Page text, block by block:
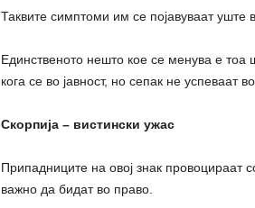
Таквите симптоми им се појавуваат уште
Единственото нешто кое се менува е тоа
кога се во јавност, но сепак не успеваат
Скорпија – вистински ужас
Припадниците на овој знак провоцираат
важно да бидат во право.